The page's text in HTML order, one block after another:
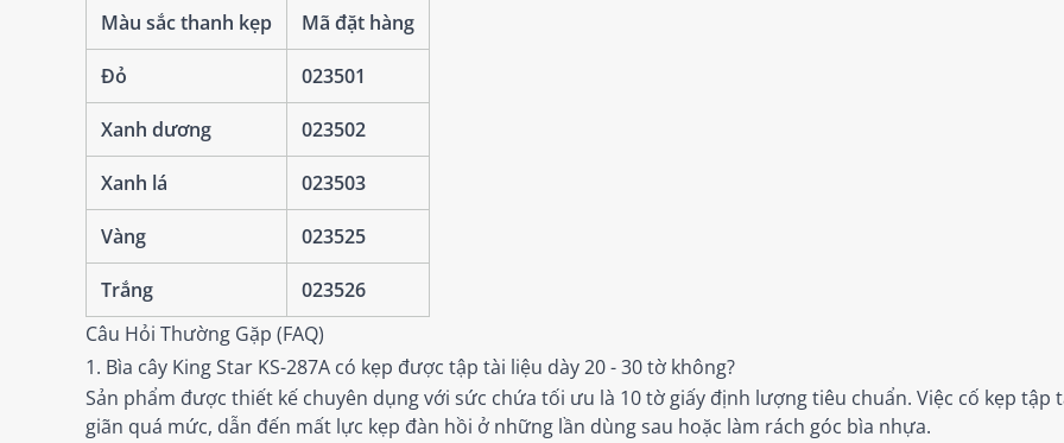
Màu sắc thanh kẹp
Mã đặt hàng
Đỏ 023501
Xanh dương 023502
Xanh lá 023503
Vàng 023525
Trắng
023526
Câu Hỏi Thường Gặp (FAQ)
1. Bìa cây King Star KS-287A có kẹp được tập tài liệu dày 20 - 30 tờ không?
Sản phẩm được thiết kế chuyên dụng với sức chứa tối ưu là 10 tờ giấy định lượng tiêu chuẩn. Việc cố kẹp
giãn quá mức, dẫn đến mất lực kẹp đàn hồi ở những lần dùng sau hoặc làm rách góc bìa nhựa.